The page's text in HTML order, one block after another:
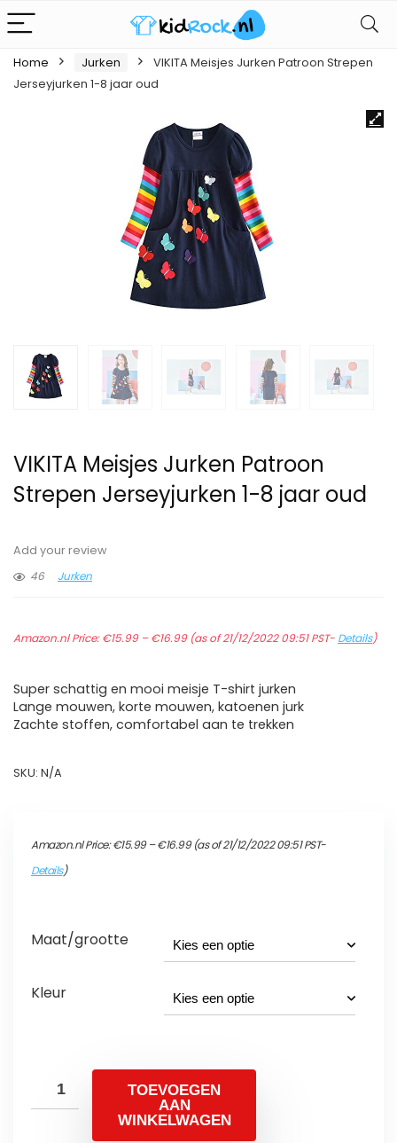
Home Jurken
VIKITA Meisjes Jurken Patroon Strepen
Jerseyjurken 1-8 jaar oud
VIKITA Meisjes Jurken Patroon
Strepen Jerseyjurken 1-8 jaar oud
Add your review
46
Jurken
Amazon.nl Price:€15.99 – €16.99€15.99
(as of 21/12/2022 09:51 PST- Details)
Super schattig en mooi meisje T-shirt jurken
Lange mouwen, korte mouwen, katoenen jurk
Zachte stoffen, comfortabel aan te trekken
SKU: N/A
Amazon.nl Price:€15.99 – €16.99
Prijsklasse:
€15.99
(as of 21/12/2022 09:51 PST-
Details)
Maat/grootte
Kleur
TOEVOEGEN
AAN
WINKELWAGEN